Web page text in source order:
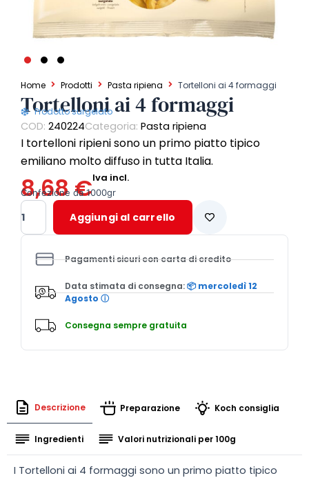
Home Prodotti Pasta ripiena Tortelloni ai 4 formaggi
Tortelloni ai 4 formaggi
Prodotto surgelato
COD: 240224Categoria: Pasta ripiena
I tortelloni ripieni sono un primo piatto tipico
emiliano molto diffuso in tutta Italia.
8,68€Iva incl.
Confezione da 1000gr
Tortelloni
ai
4
quantità
Aggiungi al carrello
Pagamenti sicuri con carta di credito
Data stimata di consegna:📦 mercoledì 12
Agosto ⓘ
Consegna sempre gratuita
Descrizione Preparazione Koch consiglia
Ingredienti Valori nutrizionali per 100g
I Tortelloni ai 4 formaggi sono un primo piatto tipico